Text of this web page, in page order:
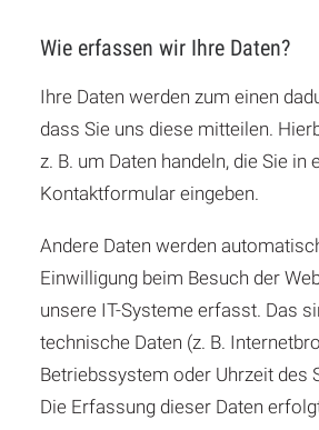
Wie erfassen wir Ihre Daten?
Ihre Daten werden zum einen
dass Sie uns diese mitteilen.
z. B. um Daten handeln, die Sie in
Kontaktformular eingeben.
Andere Daten werden
Einwilligung beim Besuch der
unsere IT-Systeme erfasst. Das
technische Daten (z. B.
Betriebssystem oder Uhrzeit des
Die Erfassung dieser Daten